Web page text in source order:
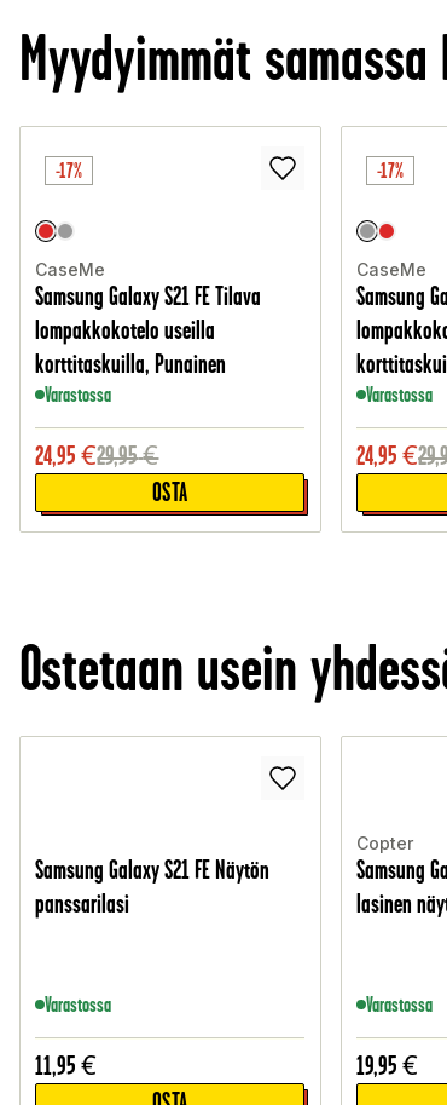
Myydyimmät
-17%
CaseMe
Samsung Galaxy S21 FE Tilava
lompakkokotelo useilla
korttitaskuilla, Punainen
Varastossa
24,95 €29,95€
OSTA
-17%
CaseMe
Samsung
Varastossa
24,95 €
Ostetaan usein
Samsung Galaxy S21 FE Näytön
panssarilasi
Varastossa
11,95 €
Copter
Samsung
lasinen
Varastossa
19,95 €